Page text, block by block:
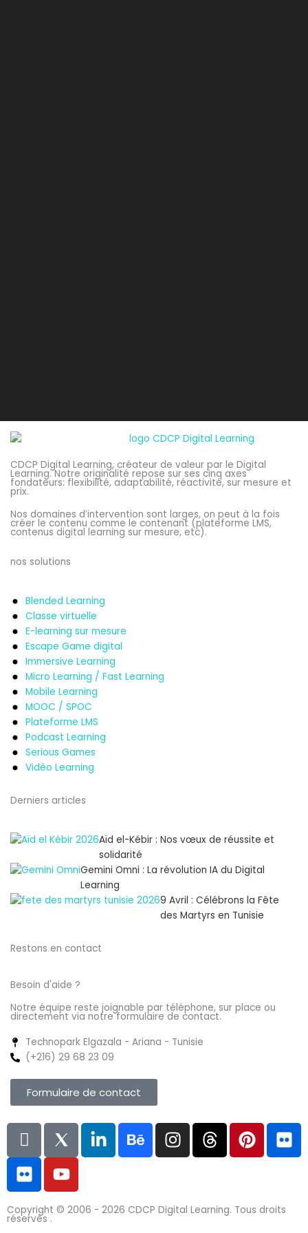
CDCP Digital Learning, créateur de valeur par le Digital
Learning. Notre originalité repose sur ses cinq axes
fondateurs: flexibilité, adaptabilité, réactivité, sur mesure et
prix.
Nos domaines d’intervention sont larges, on peut à la fois
créer le contenu comme le contenant (plateforme LMS,
contenus digital learning sur mesure, etc).
nos solutions
Blended Learning
Classe virtuelle
E-learning sur mesure
Escape Game digital
Immersive Learning
Micro Learning / Fast Learning
Mobile Learning
MOOC / SPOC
Plateforme LMS
Podcast Learning
Serious Games
Vidéo Learning
Derniers articles
Aïd el-Kébir : Nos vœux de réussite et
solidarité
Gemini Omni : La révolution IA du Digital
Learning
9 Avril : Célébrons la Fête
des Martyrs en Tunisie
Restons en contact
Besoin d'aide ?
Notre équipe reste joignable par téléphone, sur place ou
directement via notre formulaire de contact.
Technopark Elgazala - Ariana - Tunisie
(+216) 29 68 23 09
Formulaire de contact
L
n
i
-
f
a
I
c
o
n
s
8
L
i
n
e
d
B
e
h
c
I
n
s
a
g
T
h
r
a
d
P
i
n
r
F
l
i
r
F
l
i
c
k
r
Y
o
u
t
u
b
Copyright © 2006 - 2026 CDCP Digital Learning. Tous droits
réservés .